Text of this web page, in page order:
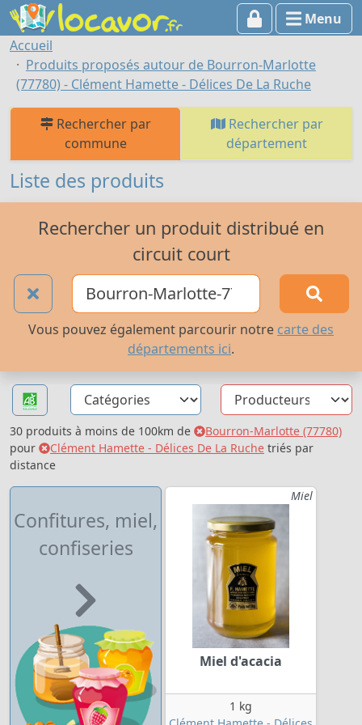
Menu
Accueil
Produits proposés autour de Bourron-Marlotte
(77780) - Clément Hamette - Délices De La Ruche
Rechercher par
commune
Rechercher par
département
Liste des produits
Rechercher un produit distribué en
circuit court
Vous pouvez également parcourir notre carte des
départements ici.
30 produits à moins de 100km de
Bourron-Marlotte (77780)
pour
Clément Hamette - Délices De La Ruche triés par
distance
Confitures, miel,
confiseries
Miel
Miel d'acacia
1 kg